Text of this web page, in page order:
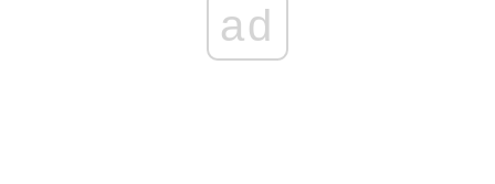
ad